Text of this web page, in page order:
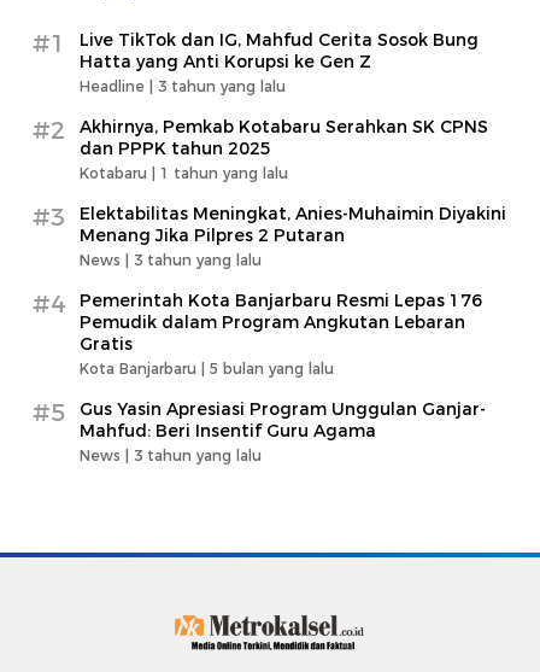
#1
Live TikTok dan IG, Mahfud Cerita Sosok Bung
Hatta yang Anti Korupsi ke Gen Z
Headline | 3 tahun yang lalu
#2
Akhirnya, Pemkab Kotabaru Serahkan SK CPNS
dan PPPK tahun 2025
Kotabaru | 1 tahun yang lalu
#3
Elektabilitas Meningkat, Anies-Muhaimin Diyakini
Menang Jika Pilpres 2 Putaran
News | 3 tahun yang lalu
#4
Pemerintah Kota Banjarbaru Resmi Lepas 176
Pemudik dalam Program Angkutan Lebaran
Gratis
Kota Banjarbaru | 5 bulan yang lalu
#5
Gus Yasin Apresiasi Program Unggulan Ganjar-
Mahfud: Beri Insentif Guru Agama
News | 3 tahun yang lalu